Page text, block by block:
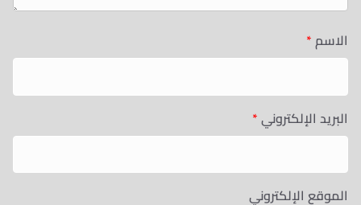
الاسم*
البريد الإلكتروني*
الموقع الإلكتروني